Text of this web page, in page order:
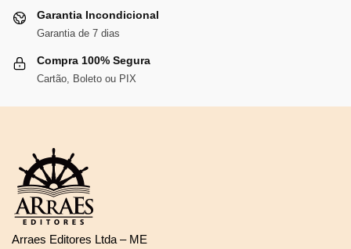
Garantia Incondicional
Garantia de 7 dias
Compra 100% Segura
Cartão, Boleto ou PIX
Arraes Editores Ltda – ME